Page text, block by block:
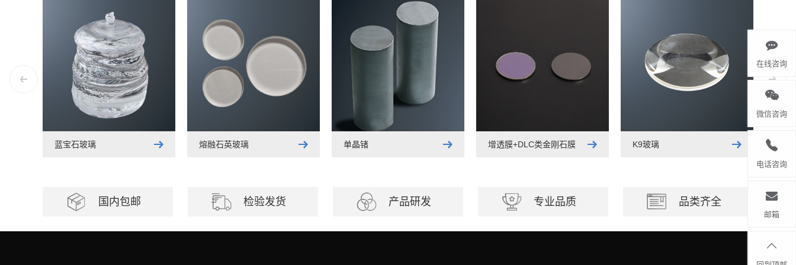
蓝宝石玻璃 熔融石英玻璃 单晶锗 增透膜+DLC类金刚石膜 K9玻璃
国内包邮 检验发货 产品研发 专业品质 品类齐全
在线咨询
微信咨询
电话咨询
邮箱